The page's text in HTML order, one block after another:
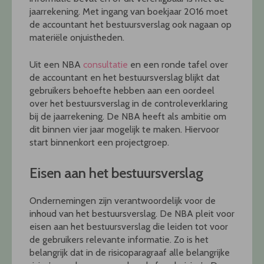
jaarrekening. Met ingang van boekjaar 2016 moet
de accountant het bestuursverslag ook nagaan op
materiële onjuistheden.
Uit een NBA consultatie en een ronde tafel over
de accountant en het bestuursverslag blijkt dat
gebruikers behoefte hebben aan een oordeel
over het bestuursverslag in de controleverklaring
bij de jaarrekening. De NBA heeft als ambitie om
dit binnen vier jaar mogelijk te maken. Hiervoor
start binnenkort een projectgroep.
Eisen aan het bestuursverslag
Ondernemingen zijn verantwoordelijk voor de
inhoud van het bestuursverslag. De NBA pleit voor
eisen aan het bestuursverslag die leiden tot voor
de gebruikers relevante informatie. Zo is het
belangrijk dat in de risicoparagraaf alle belangrijke